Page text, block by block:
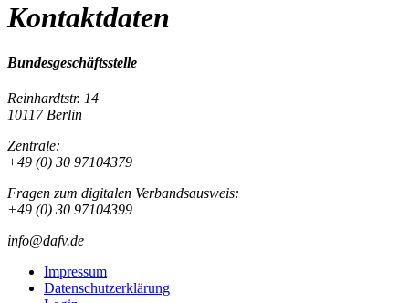
Kontaktdaten
Bundesgeschäftsstelle
Reinhardtstr. 14
10117 Berlin
Zentrale:
+49 (0) 30 97104379
Fragen zum digitalen Verbandsausweis:
+49 (0) 30 97104399
info@dafv.de
Impressum
Datenschutzerklärung